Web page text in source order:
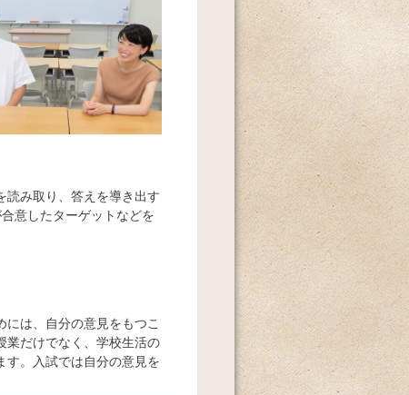
読み取り、答えを導き出す
意したターゲットなどを
は、自分の意見をもつこ
業だけでなく、学校生活の
す。入試では自分の意見を